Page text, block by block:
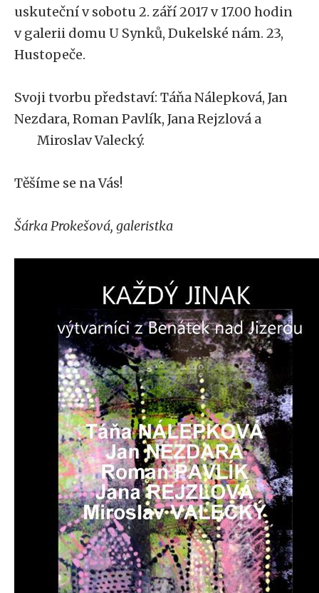
uskuteční v sobotu 2. září 2017 v 17.00 hodin
v galerii domu U Synků, Dukelské nám. 23,
Hustopeče.
Svoji tvorbu představí: Táňa Nálepková, Jan
Nezdara, Roman Pavlík, Jana Rejzlová a
Miroslav Valecký.
Těšíme se na Vás!
Šárka Prokešová, galeristka